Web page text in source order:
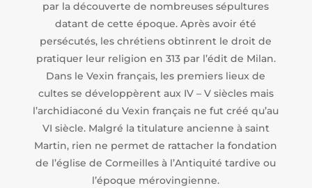
par la découverte de nombreuses sépultures
datant de cette époque. Après avoir été
persécutés, les chrétiens obtinrent le droit de
pratiquer leur religion en 313 par l’édit de Milan.
Dans le Vexin français, les premiers lieux de
cultes se développèrent aux IV – V siècles mais
l’archidiaconé du Vexin français ne fut créé qu’au
VI siècle. Malgré la titulature ancienne à saint
Martin, rien ne permet de rattacher la fondation
de l’église de Cormeilles à l’Antiquité tardive ou
l’époque mérovingienne.